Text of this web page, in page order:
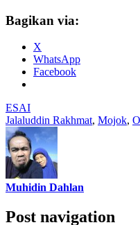
Bagikan via:
X
WhatsApp
Facebook
ESAI
Jalaluddin Rakhmat, Mojok,
Muhidin Dahlan
Post navigation